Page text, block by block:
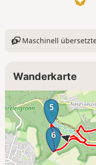
Maschinell
Wanderkarte
5
6